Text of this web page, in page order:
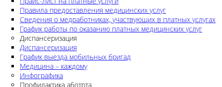
Правила предоставления медицинских услуг
Сведения о медработниках, участвующих в платных услугах
График работы по оказанию платных медицинских услуг
Диспансеризация
Диспансеризация
График выезда мобильных бригад
Медицина – каждому
Инфографика
Профилактика аботрта